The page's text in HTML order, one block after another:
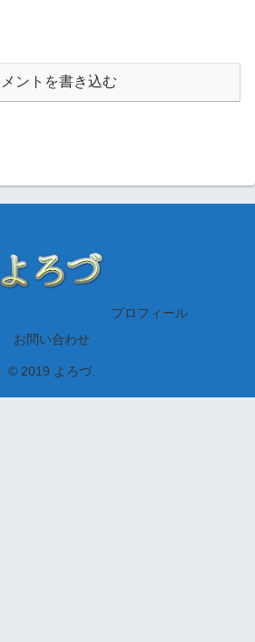
ントを書き込む
プロフィール
お問い合わせ
© 2019 よろづ.